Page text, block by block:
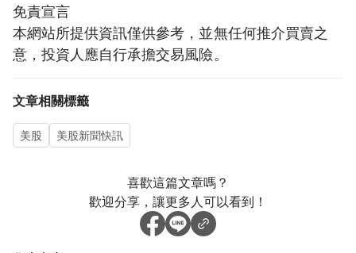
免責宣言
本網站所提供資訊僅供參考，並無任何推介買賣之
意，投資人應自行承擔交易風險。
文章相關標籤
美股 美股新聞快訊
喜歡這篇文章嗎？
歡迎分享，讓更多人可以看到！